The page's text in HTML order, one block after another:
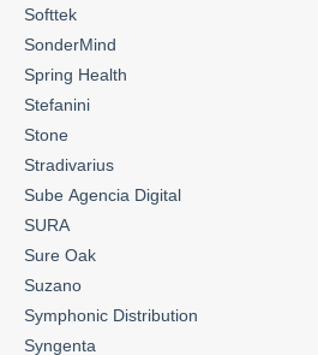
Softtek
SonderMind
Spring Health
Stefanini
Stone
Stradivarius
Sube Agencia Digital
SURA
Sure Oak
Suzano
Symphonic Distribution
Syngenta